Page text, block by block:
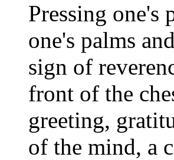
Pressing one's
one's palms
sign of
front of the
greeting,
of the mind, a